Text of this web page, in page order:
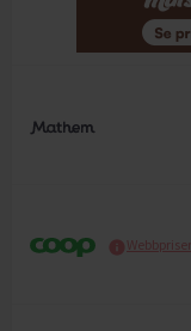
Webbpriser